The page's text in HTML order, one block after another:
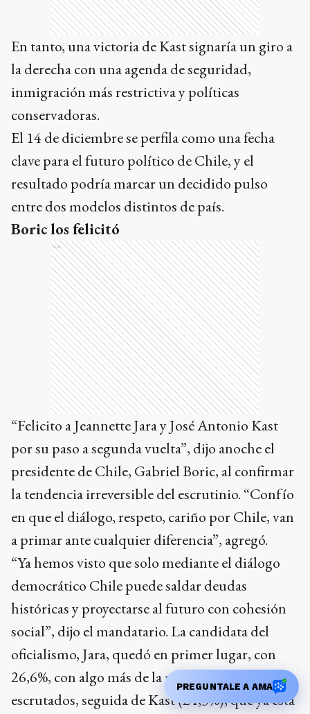
En tanto, una victoria de Kast signaría un giro a
la derecha con una agenda de seguridad,
inmigración más restrictiva y políticas
conservadoras.
El 14 de diciembre se perfila como una fecha
clave para el futuro político de Chile, y el
resultado podría marcar un decidido pulso
entre dos modelos distintos de país.
Boric los felicitó
Ads
“Felicito a Jeannette Jara y José Antonio Kast
por su paso a segunda vuelta”, dijo anoche el
presidente de Chile, Gabriel Boric, al confirmar
la tendencia irreversible del escrutinio. “Confío
en que el diálogo, respeto, cariño por Chile, van
a primar ante cualquier diferencia”, agregó.
“Ya hemos visto que solo mediante el diálogo
democrático Chile puede saldar deudas
históricas y proyectarse al futuro con cohesión
social”, dijo el mandatario. La candidata del
oficialismo, Jara, quedó en primer lugar, con
26,6%, con algo más de la mitad de los votos
escrutados, seguida de Kast (24,3%), que ya está
PREGUNTALE A AMA